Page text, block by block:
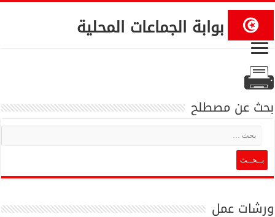
بوابة الجماعات المحلية
بحث عن مصطلح
ورشات عمل